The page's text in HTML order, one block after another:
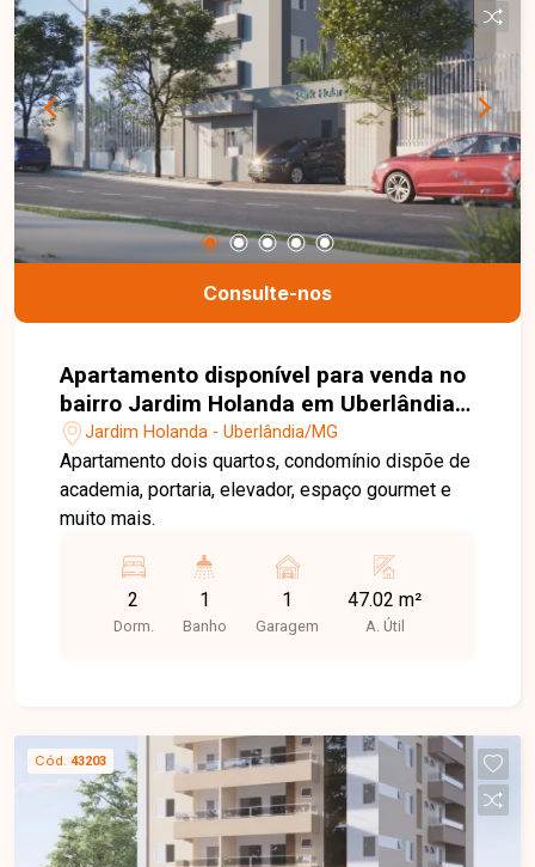
telefone ou WhatsApp no número 32309900 ou
venha conhecer nosso espaço e conversar
pessoalmente com um consultor que irá te
auxiliar na busca pelo imóvel que você busca.
Temos 3 unidades para te receber, no Centro,
Zona Sul ou Zona Leste: Av. João Naves de Ávila,
257 - Centro Rua Rafael Marino Neto, 135 -
Jardim Karaíba Av. Dr. Laerte Vieira Gonçalves,
607 - Santa Mônica
Consulte-nos
Apartamento disponível para venda no
bairro Jardim Holanda em Uberlândia-
MGJardim Holanda - Uberlândia/MG
Apartamento dois quartos, condomínio dispõe de
academia, portaria, elevador, espaço gourmet e
muito mais.
2
Dorm.
1
Banho
1
Garagem
47.02 m²
A. Útil
Cód. 43203